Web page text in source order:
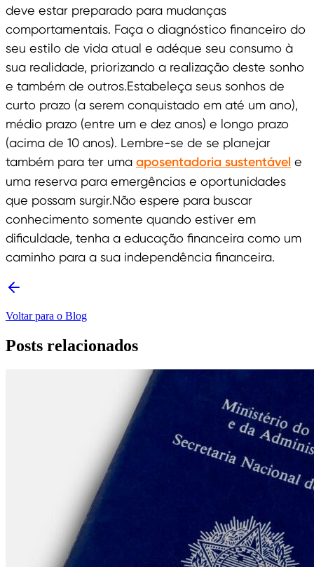
deve estar preparado para mudanças
comportamentais. Faça o diagnóstico financeiro do
seu estilo de vida atual e adéque seu consumo à
sua realidade, priorizando a realização deste sonho
e também de outros.Estabeleça seus sonhos de
curto prazo (a serem conquistado em até um ano),
médio prazo (entre um e dez anos) e longo prazo
(acima de 10 anos). Lembre-se de se planejar
também para ter uma aposentadoria sustentável e
uma reserva para emergências e oportunidades
que possam surgir.Não espere para buscar
conhecimento somente quando estiver em
dificuldade, tenha a educação financeira como um
caminho para a sua independência financeira.
Voltar para o Blog
Posts relacionados